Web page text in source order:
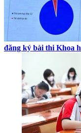
đăng ký bài thi Khoa